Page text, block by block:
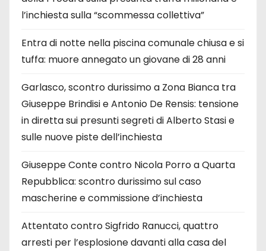
l’inchiesta sulla “scommessa collettiva”
Entra di notte nella piscina comunale chiusa e si
tuffa: muore annegato un giovane di 28 anni
Garlasco, scontro durissimo a Zona Bianca tra
Giuseppe Brindisi e Antonio De Rensis: tensione
in diretta sui presunti segreti di Alberto Stasi e
sulle nuove piste dell’inchiesta
Giuseppe Conte contro Nicola Porro a Quarta
Repubblica: scontro durissimo sul caso
mascherine e commissione d’inchiesta
Attentato contro Sigfrido Ranucci, quattro
arresti per l’esplosione davanti alla casa del